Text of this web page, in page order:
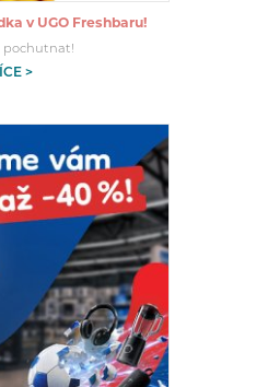
v UGO Freshbaru!
pochutnat!
>